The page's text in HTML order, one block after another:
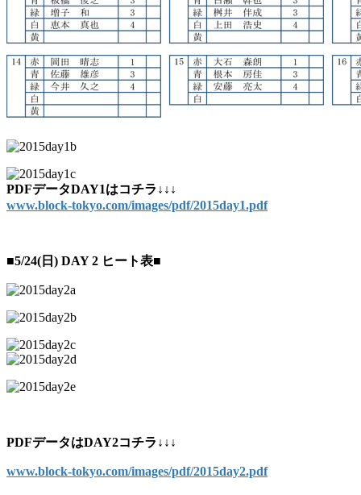
PDFデータDAY1はコチラ↓↓↓
www.block-tokyo.com/images/pdf/2015day1.pdf
■5/24(日) DAY 2 ヒート表■
PDFデータはDAY2コチラ↓↓↓
www.block-tokyo.com/images/pdf/2015day2.pdf